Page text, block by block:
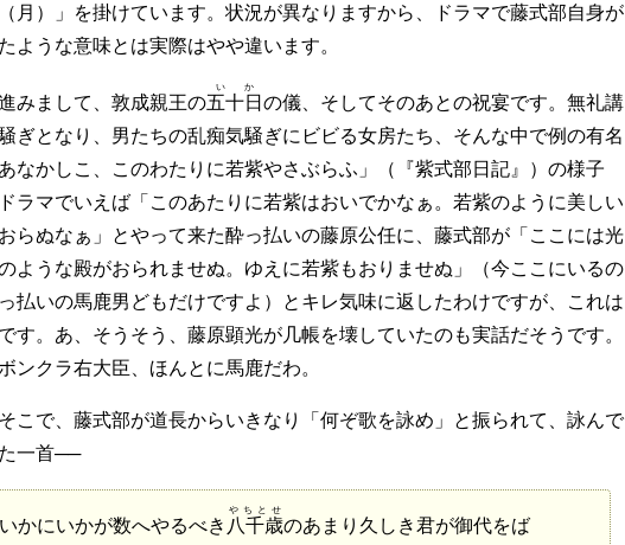
（月）」を掛けています。状況が異なりますから、ドラマで藤式部自身が
ような意味とは実際はやや違います。
みまして、敦成親王の五十日
いか
の儀、そしてそのあとの祝宴です。無礼講
ぎとなり、男たちの乱痴気騒ぎにビビる女房たち、そんな中で例の有名
なかしこ、このわたりに若紫やさぶらふ」（『紫式部日記』）の様子
ラマでいえば「このあたりに若紫はおいでかなぁ。若紫のように美しい
らぬなぁ」とやって来た酔っ払いの藤原公任に、藤式部が「ここには光
ような殿がおられませぬ。ゆえに若紫もおりませぬ」（今ここにいるの
払いの馬鹿男どもだけですよ）とキレ気味に返したわけですが、これは
す。あ、そうそう、藤原顕光が几帳を壊していたのも実話だそうです。
ンクラ右大臣、ほんとに馬鹿だわ。
こで、藤式部が道長からいきなり「何ぞ歌を詠め」と振られて、詠んで
一首──
いかにいかが数へやるべき 八千歳
やちとせ
のあまり久しき君が御代をば